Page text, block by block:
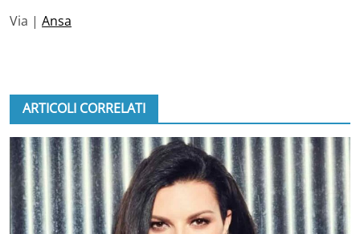
Via | Ansa
ARTICOLI CORRELATI